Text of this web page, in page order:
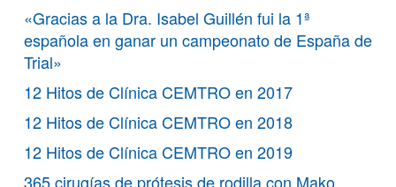
«Gracias a la Dra. Isabel Guillén fui la 1ª
española en ganar un campeonato de España de
Trial»
12 Hitos de Clínica CEMTRO en 2017
12 Hitos de Clínica CEMTRO en 2018
12 Hitos de Clínica CEMTRO en 2019
365 cirugías de prótesis de rodilla con Mako